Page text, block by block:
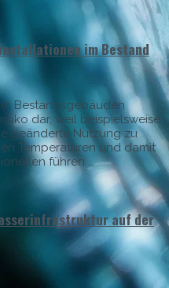
im Bestand
Bestands­ge­bäu­den
dar, weil beispiel­sweise
geän­derte Nutzung zu
Tem­per­a­turen und damit
führen …
auf der